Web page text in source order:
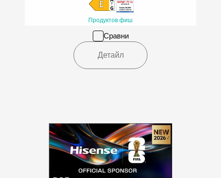
Продуктов фиш
Сравни
Детайл